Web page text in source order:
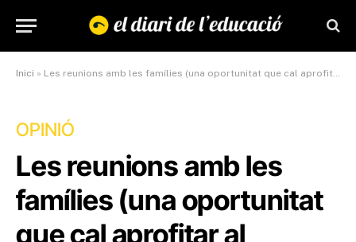
Inici » Les reunions amb les famílies (una oportunitat que cal aprofitar al màxim)
OPINIÓ
Les reunions amb les
famílies (una oportunitat
que cal aprofitar al